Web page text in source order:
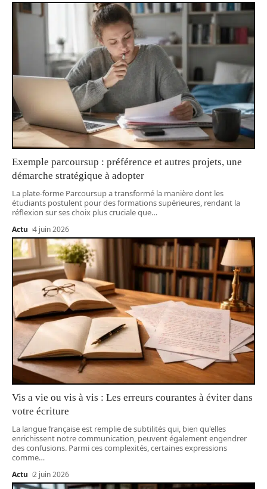
Exemple parcoursup : préférence et autres projets, une
démarche stratégique à adopter
La plate-forme Parcoursup a transformé la manière dont les
étudiants postulent pour des formations supérieures, rendant la
réflexion sur ses choix plus cruciale que…
Actu 4 juin 2026
Vis a vie ou vis à vis : Les erreurs courantes à éviter dans
votre écriture
La langue française est remplie de subtilités qui, bien qu'elles
enrichissent notre communication, peuvent également engendrer
des confusions. Parmi ces complexités, certaines expressions
comme…
Actu 2 juin 2026